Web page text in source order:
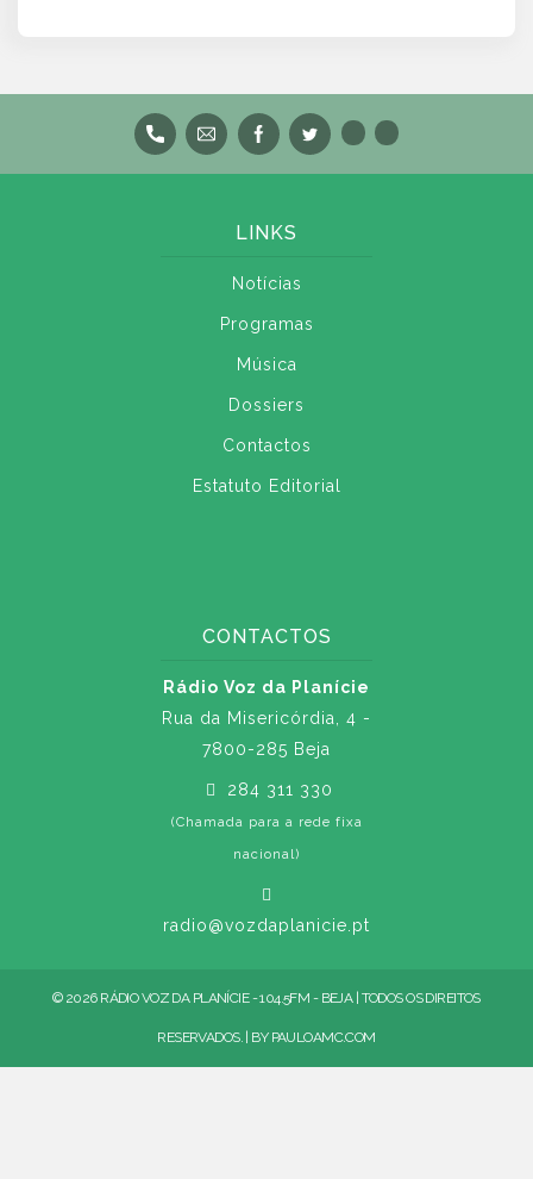
LINKS
Notícias
Programas
Música
Dossiers
Contactos
Estatuto Editorial
CONTACTOS
Rádio Voz da Planície
Rua da Misericórdia, 4 -
7800-285 Beja
284 311 330
(Chamada para a rede fixa
nacional)
radio@vozdaplanicie.pt
© 2026 RÁDIO VOZ DA PLANÍCIE - 104.5FM - BEJA | TODOS OS DIREITOS
RESERVADOS. | BY PAULOAMC.COM